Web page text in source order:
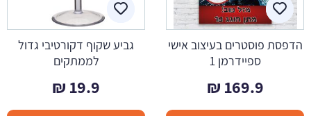
הדפסת פוסטרים בעיצוב אישי
ספיידרמן 1
169.9
₪
גביע שקוף דקורטיבי גדול
לממתקים
19.9
₪